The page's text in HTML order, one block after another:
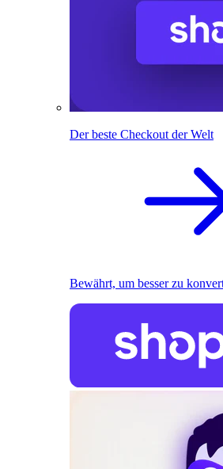
Der beste Checkout der Welt
Bewährt, um besser zu